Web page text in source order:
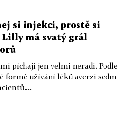
si injekci, prostě si
Lilly má svatý grál
píchají jen velmi neradi. Podle
formě užívání léků averzi sedm